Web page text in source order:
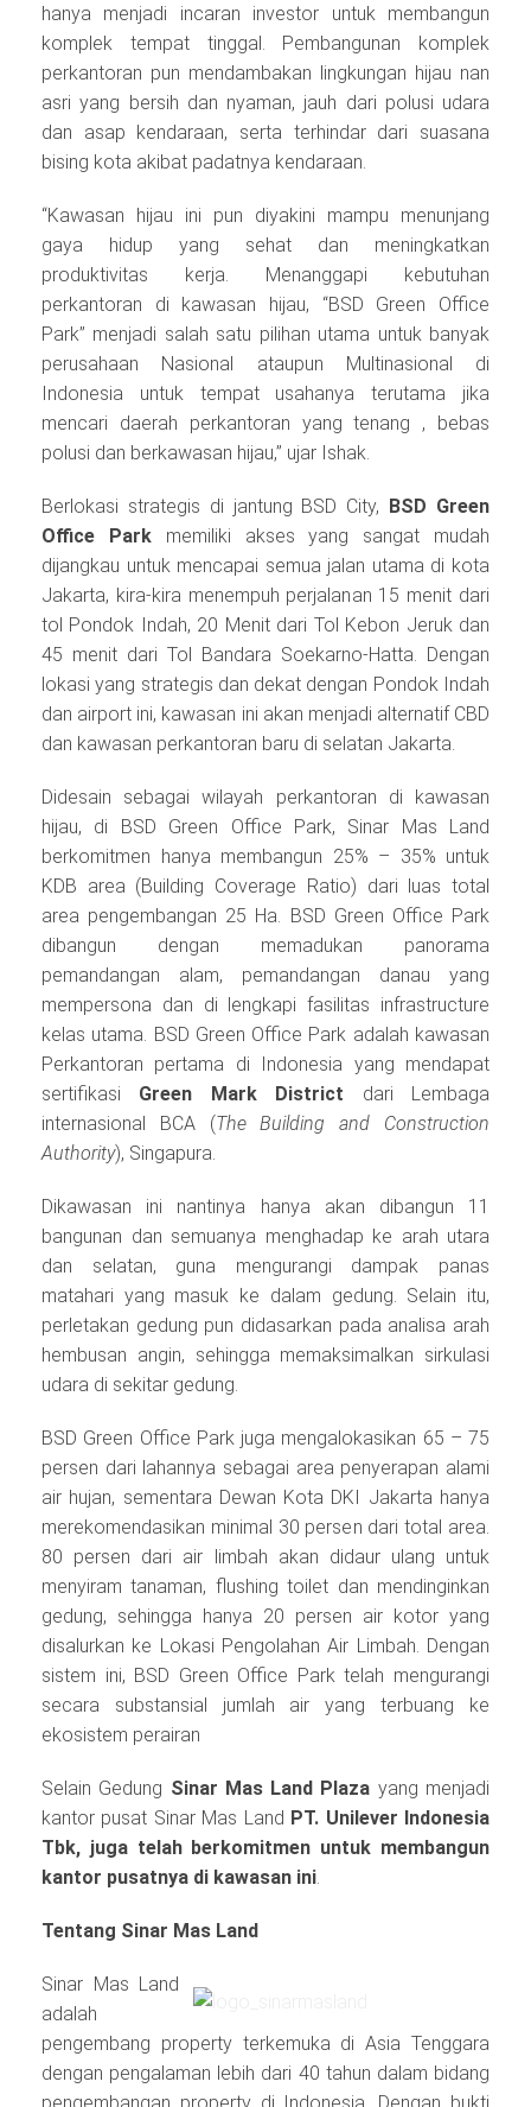
hanya menjadi incaran investor untuk membangun
komplek tempat tinggal. Pembangunan komplek
perkantoran pun mendambakan lingkungan hijau nan
asri yang bersih dan nyaman, jauh dari polusi udara
dan asap kendaraan, serta terhindar dari suasana
bising kota akibat padatnya kendaraan.
“Kawasan hijau ini pun diyakini mampu menunjang
gaya hidup yang sehat dan meningkatkan
produktivitas kerja. Menanggapi kebutuhan
perkantoran di kawasan hijau, “BSD Green Office
Park” menjadi salah satu pilihan utama untuk banyak
perusahaan Nasional ataupun Multinasional di
Indonesia untuk tempat usahanya terutama jika
mencari daerah perkantoran yang tenang , bebas
polusi dan berkawasan hijau,” ujar Ishak.
Berlokasi strategis di jantung BSD City,
BSD Green
Office Parkmemiliki akses yang sangat mudah
dijangkau untuk mencapai semua jalan utama di kota
Jakarta, kira-kira menempuh perjalanan 15 menit dari
tol Pondok Indah, 20 Menit dari Tol Kebon Jeruk dan
45 menit dari Tol Bandara Soekarno-Hatta. Dengan
lokasi yang strategis dan dekat dengan Pondok Indah
dan airport ini, kawasan ini akan menjadi alternatif CBD
dan kawasan perkantoran baru di selatan Jakarta.
Didesain sebagai wilayah perkantoran di kawasan
hijau, di BSD Green Office Park, Sinar Mas Land
berkomitmen hanya membangun 25% – 35% untuk
KDB area (Building Coverage Ratio) dari luas total
area pengembangan 25 Ha. BSD Green Office Park
dibangun dengan memadukan panorama
pemandangan alam, pemandangan danau yang
mempersona dan di lengkapi fasilitas infrastructure
kelas utama. BSD Green Office Park adalah kawasan
Perkantoran pertama di Indonesia yang mendapat
sertifikasi Green Mark District dari Lembaga
internasional BCA (The Building and Construction
Authority), Singapura.
Dikawasan ini nantinya hanya akan dibangun 11
bangunan dan semuanya menghadap ke arah utara
dan selatan, guna mengurangi dampak panas
matahari yang masuk ke dalam gedung. Selain itu,
perletakan gedung pun didasarkan pada analisa arah
hembusan angin, sehingga memaksimalkan sirkulasi
udara di sekitar gedung.
BSD Green Office Park juga mengalokasikan 65 – 75
persen dari lahannya sebagai area penyerapan alami
air hujan, sementara Dewan Kota DKI Jakarta hanya
merekomendasikan minimal 30 persen dari total area.
80 persen dari air limbah akan didaur ulang untuk
menyiram tanaman, flushing toilet dan mendinginkan
gedung, sehingga hanya 20 persen air kotor yang
disalurkan ke Lokasi Pengolahan Air Limbah. Dengan
sistem ini, BSD Green Office Park telah mengurangi
secara substansial jumlah air yang terbuang ke
ekosistem perairan
Selain Gedung Sinar Mas Land Plaza yang menjadi
kantor pusat Sinar Mas Land PT. Unilever Indonesia
Tbk, juga telah berkomitmen untuk membangun
kantor pusatnya di kawasan ini.
Tentang Sinar Mas Land
Sinar Mas Land
adalah
pengembang property terkemuka di Asia Tenggara
dengan pengalaman lebih dari 40 tahun dalam bidang